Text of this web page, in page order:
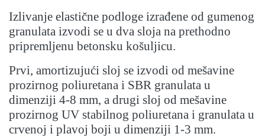
Izlivanje elastične podloge izrađene od gumenog
granulata izvodi se u dva sloja na prethodno
pripremljenu betonsku košuljicu.
Prvi, amortizujući sloj se izvodi od mešavine
prozirnog poliuretana i SBR granulata u
dimenziji 4-8 mm, a drugi sloj od mešavine
prozirnog UV stabilnog poliuretana i granulata u
crvenoj i plavoj boji u dimenziji 1-3 mm.